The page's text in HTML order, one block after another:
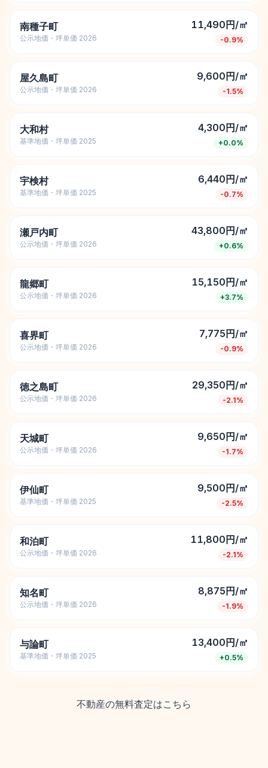
南種子町
公示地価・坪単価 2026
11,490円/㎡
-0.9%
屋久島町
公示地価・坪単価 2026
9,600円/㎡
-1.5%
大和村
基準地価・坪単価 2025
4,300円/㎡
+0.0%
宇検村
基準地価・坪単価 2025
6,440円/㎡
-0.7%
瀬戸内町
公示地価・坪単価 2026
43,800円/㎡
+0.6%
龍郷町
公示地価・坪単価 2026
15,150円/㎡
+3.7%
喜界町
公示地価・坪単価 2026
7,775円/㎡
-0.9%
徳之島町
公示地価・坪単価 2026
29,350円/㎡
-2.1%
天城町
公示地価・坪単価 2026
9,650円/㎡
-1.7%
伊仙町
基準地価・坪単価 2025
9,500円/㎡
-2.5%
和泊町
公示地価・坪単価 2026
11,800円/㎡
-2.1%
知名町
公示地価・坪単価 2026
8,875円/㎡
-1.9%
与論町
基準地価・坪単価 2025
13,400円/㎡
+0.5%
不動産の無料査定はこちら